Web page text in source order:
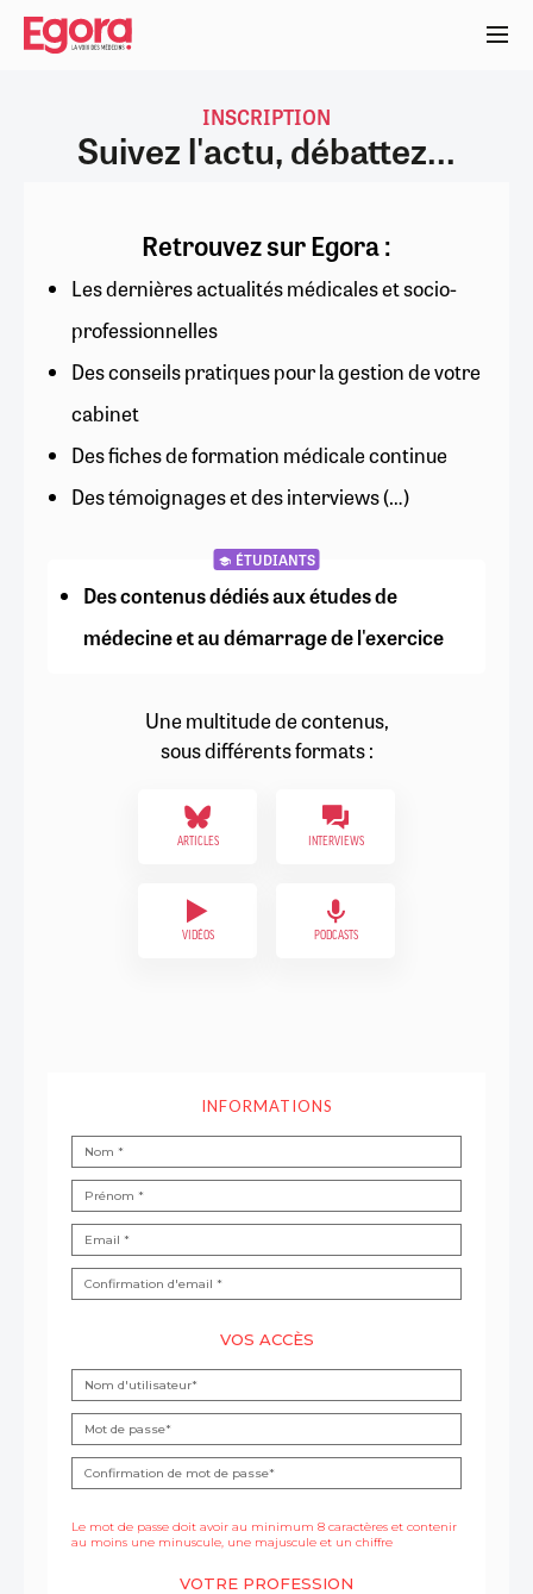
Aller
contenu
INSCRIPTION
Suivez l'actu, débattez...
Retrouvez sur Egora :
Les dernières actualités médicales et socio-
professionnelles
Des conseils pratiques pour la gestion de votre
cabinet
Des fiches de formation médicale continue
Des témoignages et des interviews (…)
ÉTUDIANTS
Des contenus dédiés aux études de
médecine et au démarrage de l'exercice
Une multitude de contenus,
sous différents formats :
ARTICLES INTERVIEWS
VIDÉOS PODCASTS